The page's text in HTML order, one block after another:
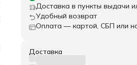
Доставка в пункты выдачи
Удобный возврат
Оплата — картой, СБП или
Доставка